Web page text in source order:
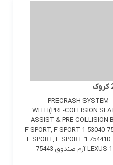
75311 آرم جلو پنجره 53141-53010 PRECRASH SYSTEM-
WITH(PRE-COLLISION
ASSIST & PRE-COLLISION
$38.90 75361A آرم روی گلگیر 75361-53040 F SPORT, F SPORT 1
75362 آرم روی گلگیر 75362-53040 F SPORT, F SPORT 1 75441D
آرم صندوق 75441-53080 LEXUS 1 75443A آرم صندوق 75443-